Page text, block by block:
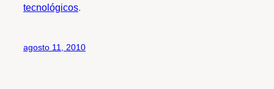
tecnológicos.
agosto 11, 2010